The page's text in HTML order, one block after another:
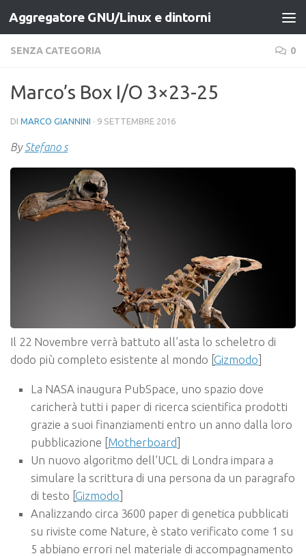
Salta al contenuto
Aggregatore GNU/Linux e dintorni
SENZA CATEGORIA 0
Marco’s Box I/O 3×23-25
DI MARCO GIANNINI · 9 SETTEMBRE 2016
ByStefano s
Il 22 Novembre verrà battuto all’asta lo scheletro di
dodo più completo esistente al mondo [Gizmodo]
La NASA inaugura PubSpace, uno spazio dove
caricherà tutti i paper di ricerca scientifica prodotti
grazie a suoi finanziamenti entro un anno dalla loro
pubblicazione [Motherboard]
Un nuovo algoritmo dell’UCL di Londra impara a
simulare la scrittura di una persona da un paragrafo
di testo [Gizmodo]
Analizzando circa 3600 paper di genetica pubblicati
su riviste come Nature, è stato verificato come 1 su
5 abbiano errori nel materiale di accompagnamento